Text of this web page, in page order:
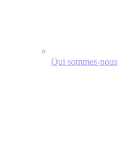
Qui sommes-nous